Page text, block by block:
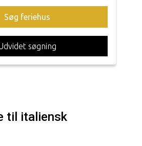
Søg feriehus
søgning
til italiensk